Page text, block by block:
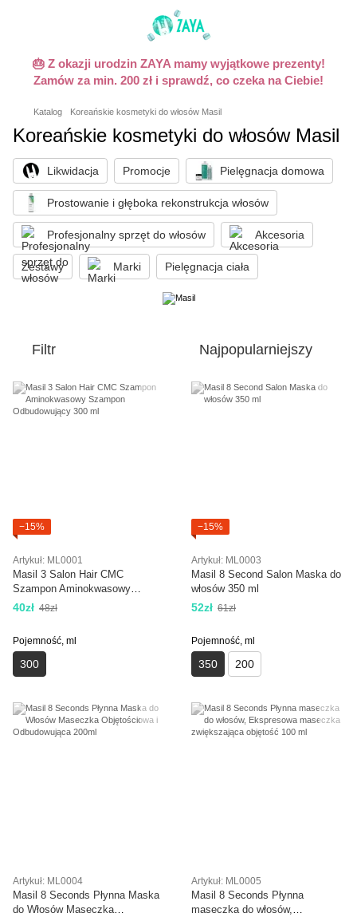
🎂 Z okazji urodzin ZAYA mamy wyjątkowe prezenty!
Zamów za min. 200 zł i sprawdź, co czeka na Ciebie!
Katalog Koreańskie kosmetyki do włosów Masil
Koreańskie kosmetyki do włosów Masil
Likwidacja Promocje Pielęgnacja domowa
Prostowanie i głęboka rekonstrukcja włosów
Profesjonalny sprzęt do włosów Akcesoria
Zestawy Marki Pielęgnacja ciała
Filtr Najpopularniejszy
−15%
Artykuł: ML0001
Masil 3 Salon Hair CMC
Szampon Aminokwasowy
Szampon Odbudowujący 300 ml
40zł 48zł
Pojemność, ml
300
−15%
Artykuł: ML0003
Masil 8 Second Salon Maska do
włosów 350 ml
52zł 61zł
Pojemność, ml
350 200
Artykuł: ML0004
Masil 8 Seconds Płynna Maska
do Włosów Maseczka
Artykuł: ML0005
Masil 8 Seconds Płynna
maseczka do włosów,